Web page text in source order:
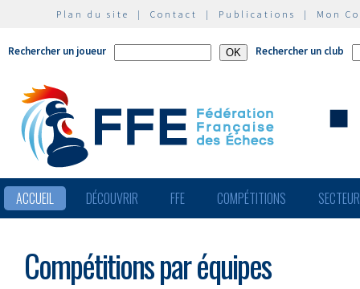
Plan du site | Contact | Publications | Mon
Rechercher un joueur Rechercher un club
ACCUEIL DÉCOUVRIR FFE COMPÉTITIONS
Compétitions par équipes